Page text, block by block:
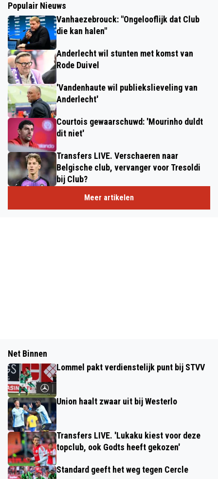
Populair Nieuws
Vanhaezebrouck: "Ongelooflijk dat Club
die kan halen"
Anderlecht wil stunten met komst van
Rode Duivel
'Vandenhaute wil publiekslieveling van
Anderlecht'
Courtois gewaarschuwd: 'Mourinho duldt
dit niet'
Transfers LIVE. Verschaeren naar
Belgische club, vervanger voor Tresoldi
bij Club?
Meer artikelen
Net Binnen
Lommel pakt verdienstelijk punt bij STVV
Union haalt zwaar uit bij Westerlo
Transfers LIVE. 'Lukaku kiest voor deze
topclub, ook Godts heeft gekozen'
Standard geeft het weg tegen Cercle